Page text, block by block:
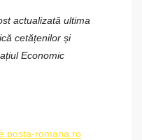
actualizată ultima
cetățenilor și
Economic
romana.ro